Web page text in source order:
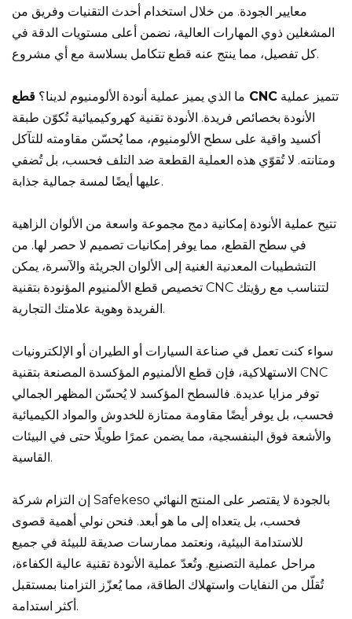
معايير الجودة. من خلال استخدام أحدث التقنيات وفريق من
المشغلين ذوي المهارات العالية، نضمن أعلى مستويات الدقة في
كل تفصيل، مما ينتج عنه قطع تتكامل بسلاسة مع أي مشروع.
ما الذي يميز عملية أنودة الألومنيوم لدينا؟ قطع CNC
الأنودة بخصائص فريدة. الأنودة تقنية كهروكيميائية تُكوّن طبقة
أكسيد واقية على سطح الألومنيوم، مما يُحسّن مقاومته للتآكل
ومتانته. لا تُقوّي هذه العملية القطعة ضد التلف فحسب، بل تُضفي
عليها أيضًا لمسة جمالية جذابة.
تتيح عملية الأنودة إمكانية دمج مجموعة واسعة من الألوان الزاهية
في سطح القطع، مما يوفر إمكانيات تصميم لا حصر لها. من
التشطيبات المعدنية الغنية إلى الألوان الجريئة والآسرة، يمكن
تخصيص قطع الألمنيوم المؤنودة بتقنية CNC لتتناسب مع رؤيتك
الفريدة وهوية علامتك التجارية.
سواء كنت تعمل في صناعة السيارات أو الطيران أو الإلكترونيات
الاستهلاكية، فإن قطع الألمنيوم المؤكسدة المصنعة بتقنية CNC
توفر مزايا عديدة. فالسطح المؤكسد لا يُحسّن المظهر الجمالي
فحسب، بل يوفر أيضًا مقاومة ممتازة للخدوش والمواد الكيميائية
والأشعة فوق البنفسجية، مما يضمن عمرًا طويلًا حتى في البيئات
القاسية.
إن التزام شركة Safekeso بالجودة لا يقتصر على المنتج النهائي
فحسب، بل يتعداه إلى ما هو أبعد. فنحن نولي أهمية قصوى
للاستدامة البيئية، ونعتمد ممارسات صديقة للبيئة في جميع
مراحل عملية التصنيع. وتُعدّ عملية الأنودة تقنية عالية الكفاءة،
تُقلّل من النفايات واستهلاك الطاقة، مما يُعزّز التزامنا بمستقبل
أكثر استدامة.